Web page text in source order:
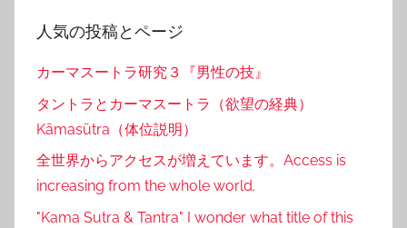
人気の投稿とページ
カーマスートラ研究３『男性の技』
タントラとカーマスートラ（欲望の経典）
Kāmasūtra（体位説明）
全世界からアクセスが増えています。Access is
increasing from the whole world.
"Kama Sutra & Tantra" I wonder what title of this